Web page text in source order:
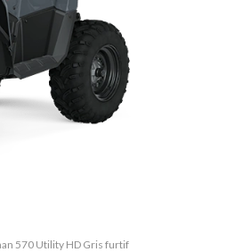
570 Utility HD Gris furtif